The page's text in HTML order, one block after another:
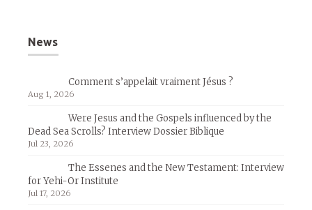
News
Comment s’appelait vraiment Jésus ?
Aug 1, 2026
Were Jesus and the Gospels influenced by the
Dead Sea Scrolls? Interview Dossier Biblique
Jul 23, 2026
The Essenes and the New Testament: Interview
for Yehi-Or Institute
Jul 17, 2026